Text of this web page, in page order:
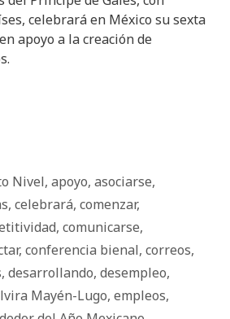
celebrará en México su sexta
apoyo a la creación de
Nivel, apoyo, asociarse,
, celebrará, comenzar,
, comunicarse,
, conferencia bienal, correos,
, desarrollando, desempleo,
Mayén-Lugo, empleos,